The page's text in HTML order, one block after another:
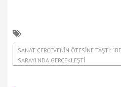
SANAT ÇERÇEVENIN ÖTESINE TAŞTI:
SARAYI’NDA GERÇEKLEŞTI